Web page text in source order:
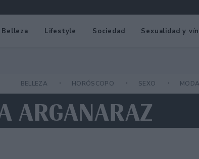
Belleza Lifestyle Sociedad Sexualidad y
BELLEZA HORÓSCOPO SEXO MODA
ARGANARAZ